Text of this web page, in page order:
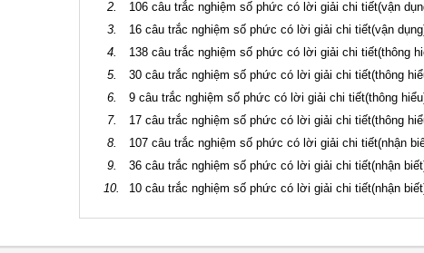
2.
106 câu trắc nghiệm số phức có lời giải chi tiết(vận
3.
16 câu trắc nghiệm số phức có lời giải chi tiết(vận
4.
138 câu trắc nghiệm số phức có lời giải chi tiết(thông
5.
30 câu trắc nghiệm số phức có lời giải chi tiết(thông
6.
9 câu trắc nghiệm số phức có lời giải chi tiết(thông
7.
17 câu trắc nghiệm số phức có lời giải chi tiết(thông
8.
107 câu trắc nghiệm số phức có lời giải chi tiết(nhận
9.
36 câu trắc nghiệm số phức có lời giải chi tiết(nhận
10.
10 câu trắc nghiệm số phức có lời giải chi tiết(nhận